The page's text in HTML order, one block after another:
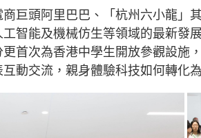
巨頭阿里巴巴、「杭州六小龍」
智能及機械仿生等領域的最新發
首次為香港中學生開放參觀設施
動交流，親身體驗科技如何轉化